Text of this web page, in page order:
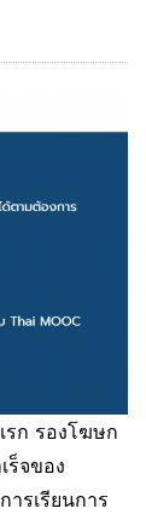
ก รองโฆษก
ร็จของ
ารเรียนการ